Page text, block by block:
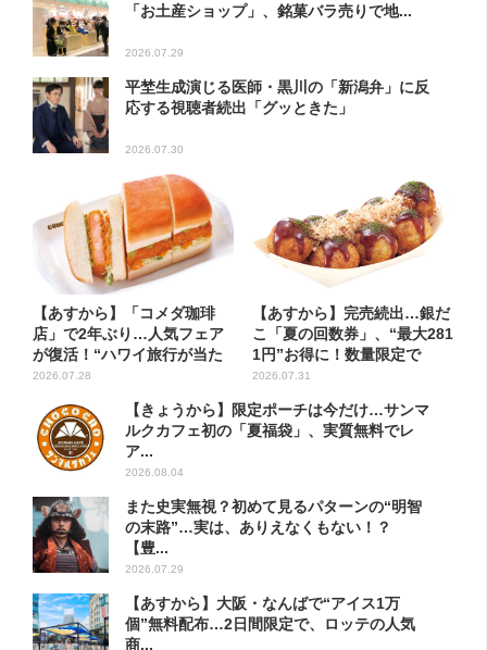
「お土産ショップ」、銘菓バラ売りで地...
2026.07.29
平埜生成演じる医師・黒川の「新潟弁」に反
応する視聴者続出「グッときた」
2026.07.30
【あすから】「コメダ珈琲
店」で2年ぶり…人気フェア
が復活！“ハワイ旅行が当た
る”...
2026.07.28
【あすから】完売続出…銀だ
こ「夏の回数券」、“最大281
1円”お得に！数量限定で
2026.07.31
【きょうから】限定ポーチは今だけ…サンマ
ルクカフェ初の「夏福袋」、実質無料でレ
ア...
2026.08.04
また史実無視？初めて見るパターンの“明智
の末路”…実は、ありえなくもない！？
【豊...
2026.07.29
【あすから】大阪・なんばで“アイス1万
個”無料配布…2日間限定で、ロッテの人気
商...